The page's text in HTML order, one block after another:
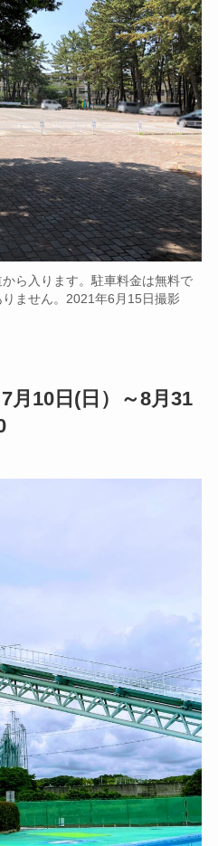
ら入ります。駐車料金は無料で
ません。2021年6月15日撮影
10日(日）～8月31